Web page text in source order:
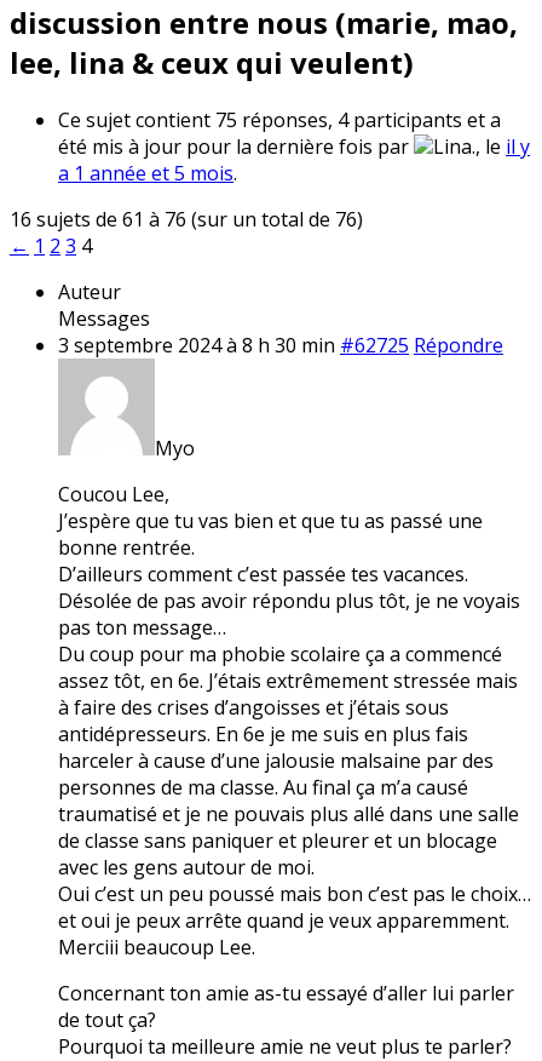
discussion entre nous (marie, mao,
lee, lina & ceux qui veulent)
Ce sujet contient 75 réponses, 4 participants et a
été mis à jour pour la dernière fois par
Lina., le il y
a 1 année et 5 mois.
16 sujets de 61 à 76 (sur un total de 76)
← 1 2 3 4
Auteur
Messages
3 septembre 2024 à 8 h 30 min #62725 Répondre
Myo
Coucou Lee,
J’espère que tu vas bien et que tu as passé une
bonne rentrée.
D’ailleurs comment c’est passée tes vacances.
Désolée de pas avoir répondu plus tôt, je ne voyais
pas ton message…
Du coup pour ma phobie scolaire ça a commencé
assez tôt, en 6e. J’étais extrêmement stressée mais
à faire des crises d’angoisses et j’étais sous
antidépresseurs. En 6e je me suis en plus fais
harceler à cause d’une jalousie malsaine par des
personnes de ma classe. Au final ça m’a causé
traumatisé et je ne pouvais plus allé dans une salle
de classe sans paniquer et pleurer et un blocage
avec les gens autour de moi.
Oui c’est un peu poussé mais bon c’est pas le choix…
et oui je peux arrête quand je veux apparemment.
Merciii beaucoup Lee.
Concernant ton amie as-tu essayé d’aller lui parler
de tout ça?
Pourquoi ta meilleure amie ne veut plus te parler?